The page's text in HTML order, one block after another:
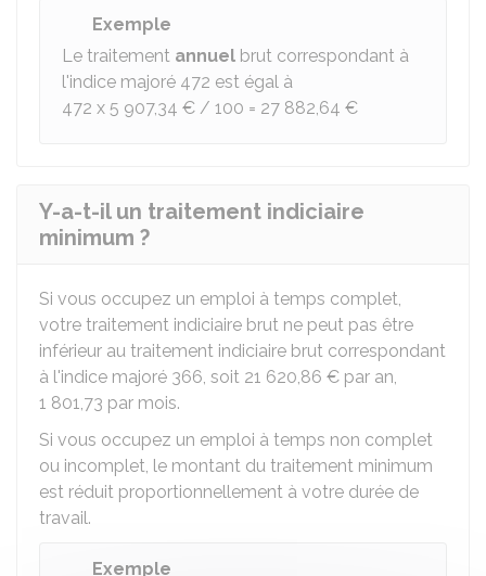
Exemple
Le traitement annuel brut correspondant à
l'indice majoré 472 est égal à
472 x 5 907,34 € / 100 = 27 882,64 €
Y-a-t-il un traitement indiciaire
minimum ?
Si vous occupez un emploi à temps complet,
votre traitement indiciaire brut ne peut pas être
inférieur au traitement indiciaire brut correspondant
à l'indice majoré 366, soit 21 620,86 € par an,
1 801,73 par mois.
Si vous occupez un emploi à temps non complet
ou incomplet, le montant du traitement minimum
est réduit proportionnellement à votre durée de
travail.
Exemple